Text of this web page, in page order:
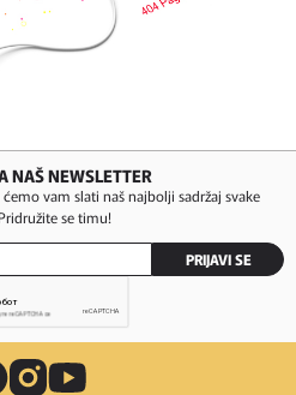
NAŠ NEWSLETTER
vam slati naš najbolji sadržaj svake
se timu!
PRIJAVI SE